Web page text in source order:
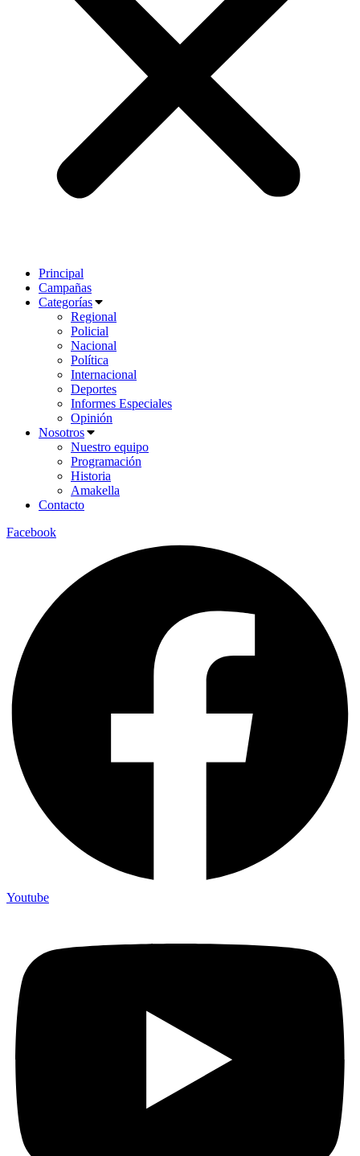
Principal
Campañas
Categorías
Regional
Policial
Nacional
Política
Internacional
Deportes
Informes Especiales
Opinión
Nosotros
Nuestro equipo
Programación
Historia
Amakella
Contacto
Facebook
Youtube